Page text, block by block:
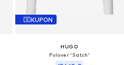
KUPON
HUGO
Pulover 'Satch'